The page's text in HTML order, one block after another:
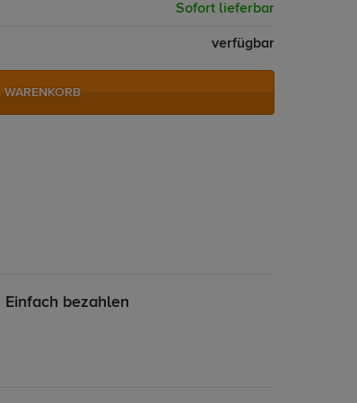
Sofort lieferbar
verfügbar
WARENKORB
Einfach bezahlen